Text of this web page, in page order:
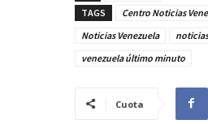
TAGS
Centro Noticias
Noticias Venezuela
venezuela último minuto
Cuota